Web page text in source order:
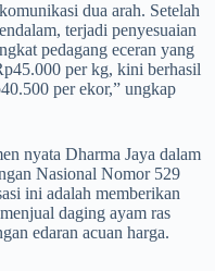
dua arah. Setelah
terjadi penyesuaian
pedagang eceran yang
per kg, kini berhasil
per ekor,” ungkap
nyata Dharma Jaya dalam
Nasional Nomor 529
ini adalah memberikan
daging ayam ras
edaran acuan harga.